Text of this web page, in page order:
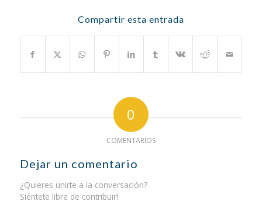
Compartir esta entrada
0
COMENTARIOS
Dejar un comentario
¿Quieres unirte a la conversación?
Siéntete libre de contribuir!